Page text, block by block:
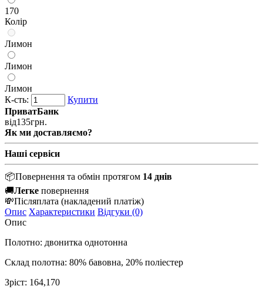
170
Колір
Лимон
Лимон
Лимон
К-сть:
Купити
ПриватБанк
від135грн.
Як ми доставляємо?
Наші сервіси
📦Повернення та обмін протягом 14 днів
🚚Легке повернення
💸Післяплата (накладений платіж)
Опис Характеристики Відгуки (0)
Опис
Полотно: двонитка однотонна
Склад полотна: 80% бавовна, 20% поліестер
Зріст: 164,170